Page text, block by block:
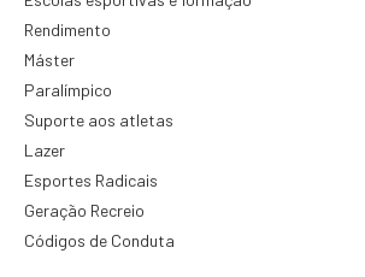
Rendimento
Máster
Paralímpico
Suporte aos atletas
Lazer
Esportes Radicais
Geração Recreio
Códigos de Conduta